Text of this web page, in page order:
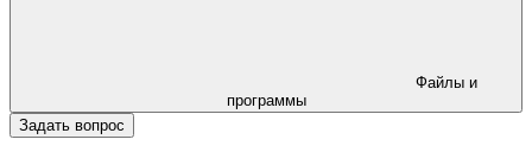
программы
Задать вопрос